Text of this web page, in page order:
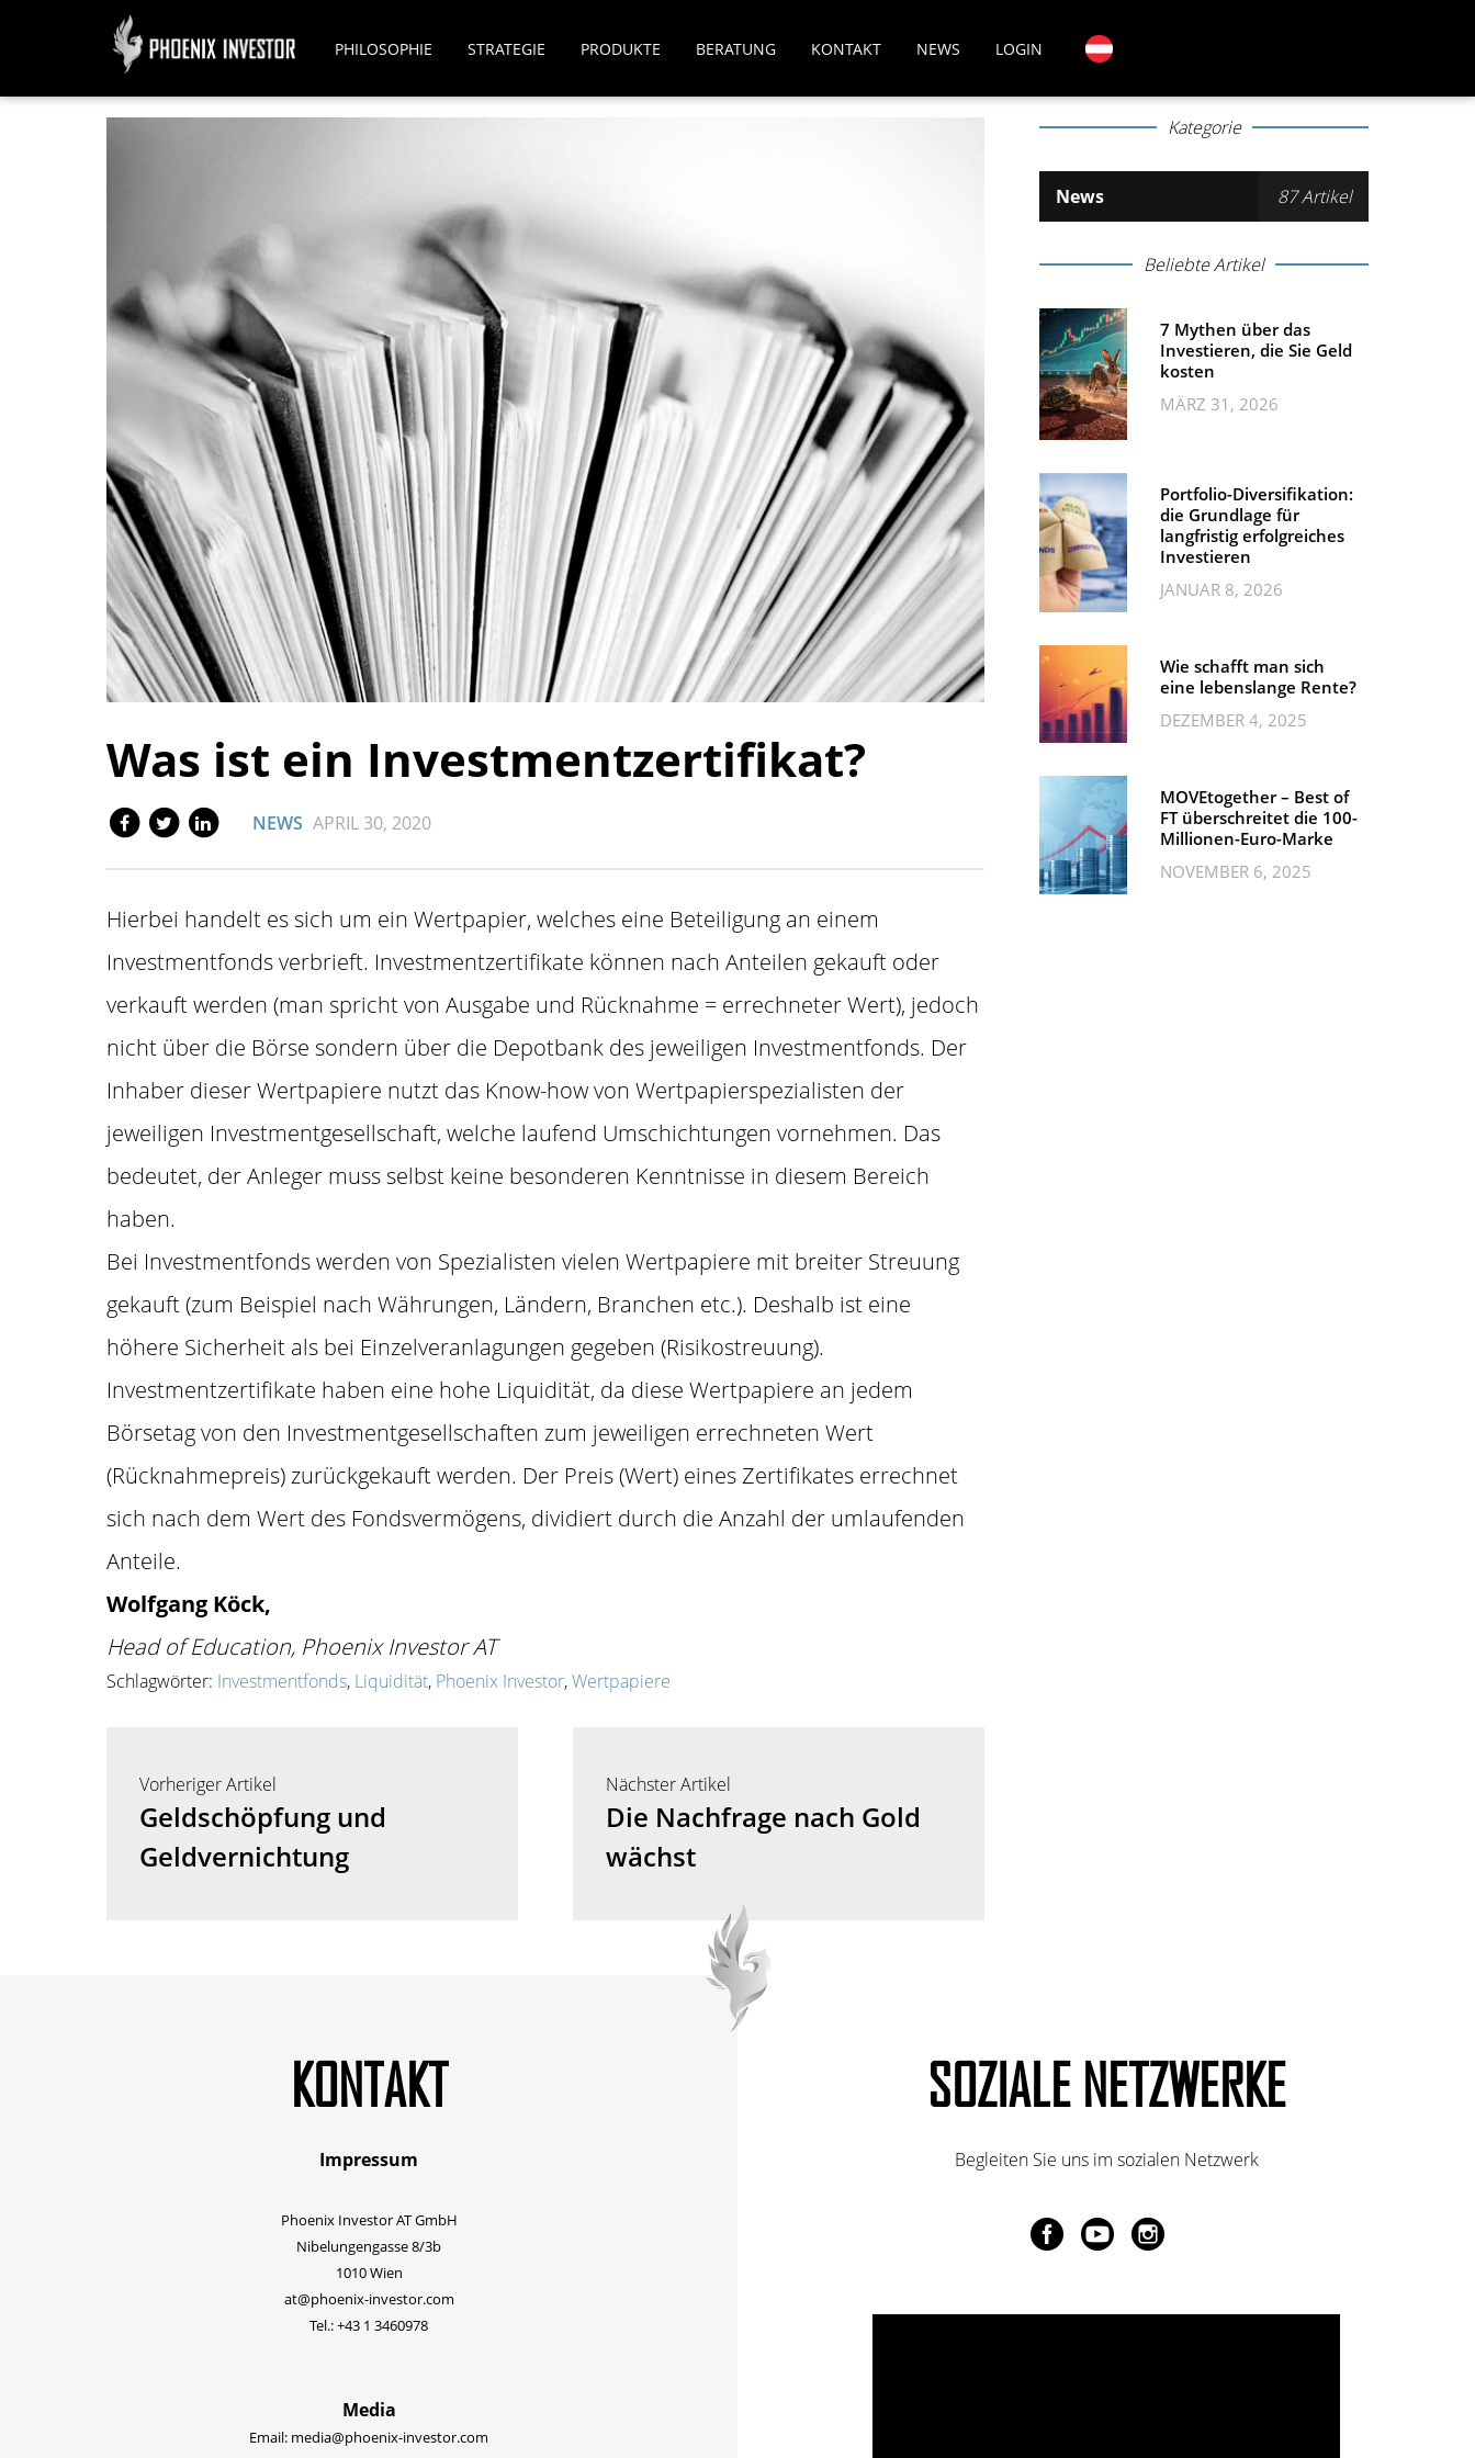
PHILOSOPHIE STRATEGIE PRODUKTE BERATUNG KONTAKT NEWS LOGIN
Was ist ein Investmentzertifikat?
NEWS APRIL 30, 2020
Hierbei handelt es sich um ein Wertpapier, welches eine Beteiligung an einem
Investmentfonds verbrieft. Investmentzertifikate können nach Anteilen gekauft oder
verkauft werden (man spricht von Ausgabe und Rücknahme = errechneter Wert), jedoch
nicht über die Börse sondern über die Depotbank des jeweiligen Investmentfonds. Der
Inhaber dieser Wertpapiere nutzt das Know-how von Wertpapierspezialisten der
jeweiligen Investmentgesellschaft, welche laufend Umschichtungen vornehmen. Das
bedeutet, der Anleger muss selbst keine besonderen Kenntnisse in diesem Bereich
haben.
Bei Investmentfonds werden von Spezialisten vielen Wertpapiere mit breiter Streuung
gekauft (zum Beispiel nach Währungen, Ländern, Branchen etc.). Deshalb ist eine
höhere Sicherheit als bei Einzelveranlagungen gegeben (Risikostreuung).
Investmentzertifikate haben eine hohe Liquidität, da diese Wertpapiere an jedem
Börsetag von den Investmentgesellschaften zum jeweiligen errechneten Wert
(Rücknahmepreis) zurückgekauft werden. Der Preis (Wert) eines Zertifikates errechnet
sich nach dem Wert des Fondsvermögens, dividiert durch die Anzahl der umlaufenden
Anteile.
Wolfgang Köck,
Head of Education, Phoenix Investor AT
Schlagwörter: Investmentfonds, Liquidität, Phoenix Investor,Wertpapiere
Vorheriger Artikel
Geldschöpfung und
Geldvernichtung
Nächster Artikel
Die Nachfrage nach Gold
wächst
Kategorie
News 87 Artikel
Beliebte Artikel
7 Mythen über das
Investieren, die Sie Geld
kosten
MÄRZ 31, 2026
Portfolio-Diversifikation:
die Grundlage für
langfristig erfolgreiches
Investieren
JANUAR 8, 2026
Wie schafft man sich
eine lebenslange Rente?
DEZEMBER 4, 2025
MOVEtogether – Best of
FT überschreitet die 100-
Millionen-Euro-Marke
NOVEMBER 6, 2025
KONTAKT
Impressum
Phoenix Investor AT GmbH
Nibelungengasse 8/3b
1010 Wien
at@phoenix-investor.com
Tel.: +43 1 3460978
Media
Email: media@phoenix-investor.com
SOZIALE NETZWERKE
Begleiten Sie uns im sozialen Netzwerk